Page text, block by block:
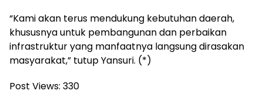
“Kami akan terus mendukung kebutuhan daerah,
khususnya untuk pembangunan dan perbaikan
infrastruktur yang manfaatnya langsung dirasakan
masyarakat,” tutup Yansuri. (*)
Post Views: 330